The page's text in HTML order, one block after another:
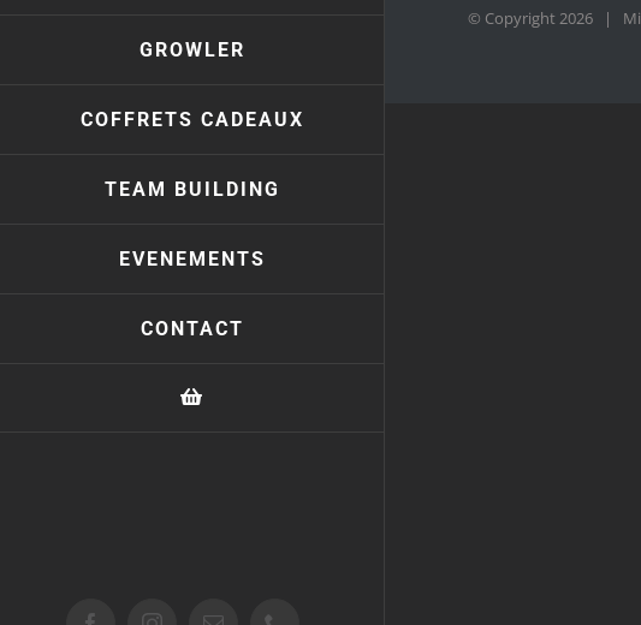
GROWLER
COFFRETS CADEAUX
TEAM BUILDING
EVENEMENTS
CONTACT
© Copyright2026 |